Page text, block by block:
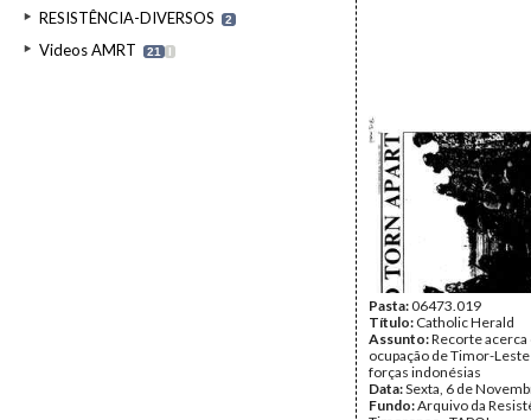
RESISTÊNCIA-DIVERSOS 2
Videos AMRT 21 I
Pasta:06473.019
Título: Catholic Herald
Assunto:Recorte acerca
ocupação de Timor-
forças indonésias
Data:Sexta, 6 de
Fundo:Arquivo da